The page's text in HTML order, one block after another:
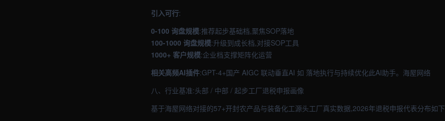
引入可行:
0-100 询盘规模:推荐起步基础档,聚焦SOP落地
100-1000 询盘规模:升级到成长档,对接SOP工具
1000+ 客户规模:企业档支撑矩阵化运营
相关高频AI插件:GPT-4+国产 AIGC 联动垂直AI 如 落地执行与持续优化此AI助手。海屋网络
八、行业基准:头部 / 中部 / 起步工厂退税申报画像
基于海屋网络对接的57+开封农产品与装备化工源头工厂真实数据,2026年退税申报代表分布如